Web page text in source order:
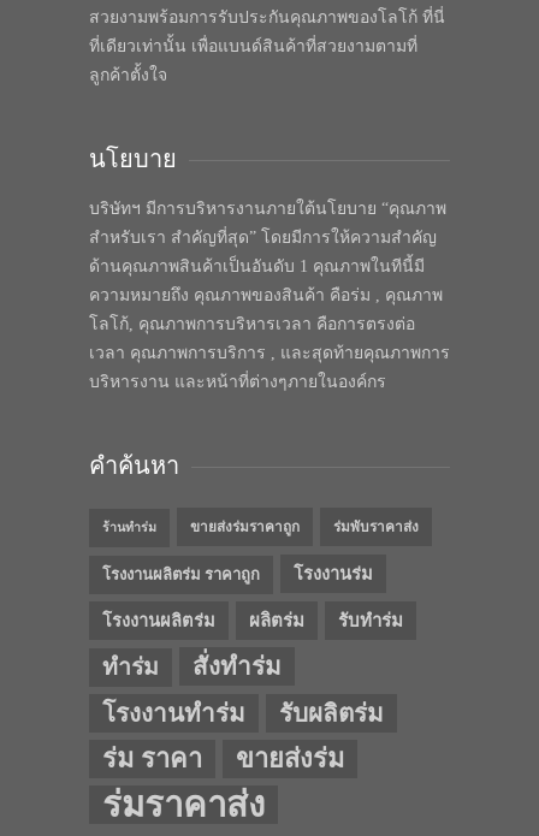
สวยงามพร้อมการรับประกันคุณภาพของโลโก้ ที่นี่
ที่เดียวเท่านั้น เพื่อแบนด์สินค้าที่สวยงามตามที่
ลูกค้าตั้งใจ
นโยบาย
บริษัทฯ มีการบริหารงานภายใต้นโยบาย “คุณภาพ
สำหรับเรา สำคัญที่สุด” โดยมีการให้ความสำคัญ
ด้านคุณภาพสินค้าเป็นอันดับ 1 คุณภาพในทีนี้มี
ความหมายถึง คุณภาพของสินค้า คือร่ม , คุณภาพ
โลโก้, คุณภาพการบริหารเวลา คือการตรงต่อ
เวลา คุณภาพการบริการ , และสุดท้ายคุณภาพการ
บริหารงาน และหน้าที่ต่างๆภายในองค์กร
คำค้นหา
ร้านทำร่ม ขายส่งร่มราคาถูก ร่มพับราคาส่ง
โรงงานผลิตร่ม ราคาถูก โรงงานร่ม
โรงงานผลิตร่ม ผลิตร่ม รับทำร่ม
ทำร่ม
สั่งทำร่ม
โรงงานทำร่ม
รับผลิตร่ม
ร่ม ราคา ขายส่งร่ม
ร่มราคาส่ง